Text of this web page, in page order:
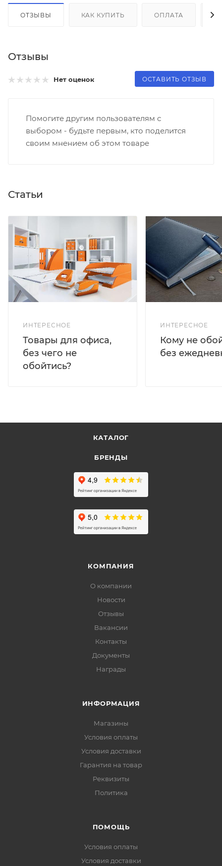
ОТЗЫВЫ КАК КУПИТЬ ОПЛАТА
Отзывы
Нет оценок ОСТАВИТЬ ОТЗЫВ
Помогите другим пользователям с
выбором - будьте первым, кто поделится
своим мнением об этом товаре
Статьи
ИНТЕРЕСНОЕ
Товары для офиса,
без чего не
обойтись?
ИНТЕРЕСНОЕ
Кому не
без
КАТАЛОГ
БРЕНДЫ
КОМПАНИЯ
О компании
Новости
Отзывы
Вакансии
Контакты
Документы
Награды
ИНФОРМАЦИЯ
Магазины
Условия оплаты
Условия доставки
Гарантия на товар
Реквизиты
Политика
ПОМОЩЬ
Условия оплаты
Условия доставки